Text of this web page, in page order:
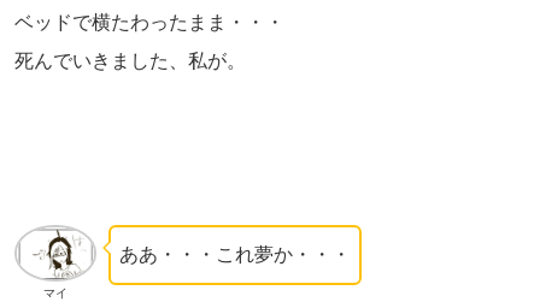
ベッドで横たわったまま・・・
死んでいきました、私が。
マイ
ああ・・・これ夢か・・・